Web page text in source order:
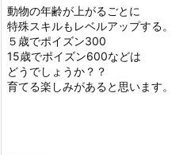
動物の年齢が上がるごとに
特殊スキルもレベルアップする。
５歳でポイズン300
15歳でポイズン600などは
どうでしょうか？？
育てる楽しみがあると思います。